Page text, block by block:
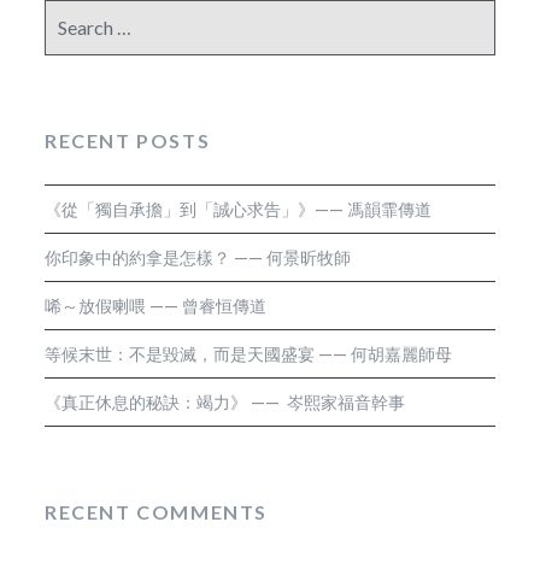
for:
RECENT POSTS
《從「獨自承擔」到「誠心求告」》—— 馮韻霏傳道
你印象中的約拿是怎樣？ —— 何景昕牧師
唏～放假喇喂 —— 曾睿恒傳道
等候末世：不是毀滅，而是天國盛宴 —— 何胡嘉麗師母
《真正休息的秘訣：竭力》 —— 岑熙家福音幹事
RECENT COMMENTS